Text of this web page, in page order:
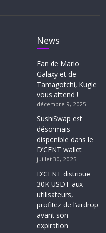
News
Fan de Mario
Galaxy et de
Tamagotchi, Kugle
vous attend !
décembre 9, 2025
SushiSwap est
désormais
disponible dans le
D’CENT wallet
juillet 30, 2025
D’CENT distribue
30K USDT aux
utilisateurs,
profitez de l’airdrop
avant son
expiration